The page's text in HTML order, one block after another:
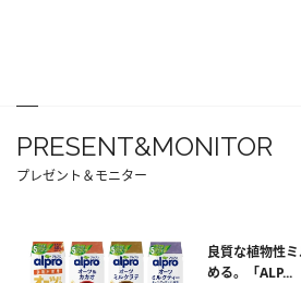
PRESENT&MONITOR
プレゼント＆モニター
良質な植物性
める。「ALP...